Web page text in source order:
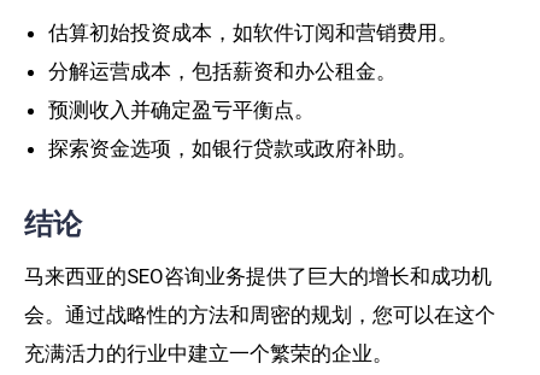
估算初始投资成本，如软件订阅和营销费用。
分解运营成本，包括薪资和办公租金。
预测收入并确定盈亏平衡点。
探索资金选项，如银行贷款或政府补助。
结论
马来西亚的SEO咨询业务提供了巨大的增长和成功机
会。通过战略性的方法和周密的规划，您可以在这个
充满活力的行业中建立一个繁荣的企业。